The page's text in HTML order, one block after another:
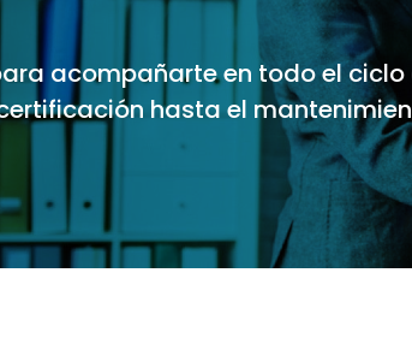
acompañarte en todo el
hasta el